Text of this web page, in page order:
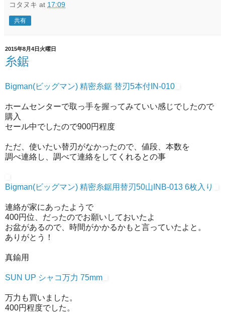
コタヌキ at 17:09
共有
2015年8月4日火曜日
糸鋸
Bigman(ビッグマン) 精密糸鋸 替刃5本付IN-010
ホームセンターで取っ手を握ってみていい感じでしたので
購入
セール中でしたので900円程度
ただ、使いたい替刃がなかったので、値段、本数を
調べ連絡し、調べて連絡をしてくれるとの事
Bigman(ビッグマン) 精密糸鋸用替刃50山INB-013 6枚入り
連絡が家にあったようで
400円位、だったのでお願いしておいたよ
お盆があるので、時間がかかるかもと言っていたよと。
ありがとう！
真鍮用
SUN UP シャコ万力 75mm
万力も買いました。
400円程度でした。